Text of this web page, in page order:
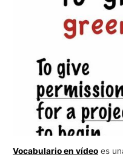
Vocabulario en vídeo es